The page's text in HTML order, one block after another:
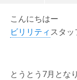
こんにちはー
ビリリティスタッ
とうとう7月とな